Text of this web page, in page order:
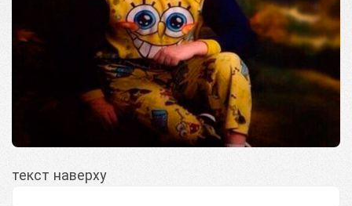
текст наверху